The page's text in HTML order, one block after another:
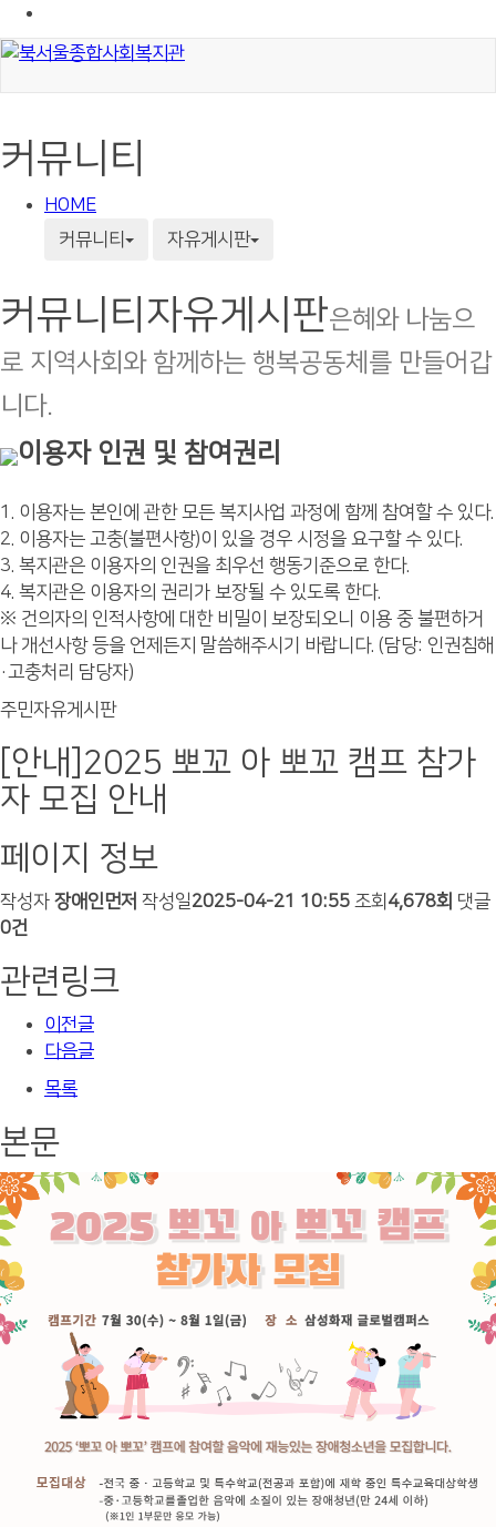
커뮤니티
HOME
커뮤니티
자유게시판
커뮤니티 자유게시판은혜와 나눔으
로 지역사회와 함께하는 행복공동체를 만들어갑
니다.
이용자 인권 및 참여권리
1. 이용자는 본인에 관한 모든 복지사업 과정에 함께 참여할 수 있다.
2. 이용자는 고충(불편사항)이 있을 경우 시정을 요구할 수 있다.
3. 복지관은 이용자의 인권을 최우선 행동기준으로 한다.
4. 복지관은 이용자의 권리가 보장될 수 있도록 한다.
※ 건의자의 인적사항에 대한 비밀이 보장되오니 이용 중 불편하거
나 개선사항 등을 언제든지 말씀해주시기 바랍니다. (담당: 인권침해
·고충처리 담당자)
주민자유게시판
[안내]2025 뽀꼬 아 뽀꼬 캠프 참가
자 모집 안내
페이지 정보
작성자 장애인먼저 작성일2025-04-21 10:55 조회 4,678회 댓글
0건
관련링크
이전글
다음글
목록
본문